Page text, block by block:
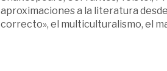
aproximaciones a la literatura
correcto», el multiculturalismo, el